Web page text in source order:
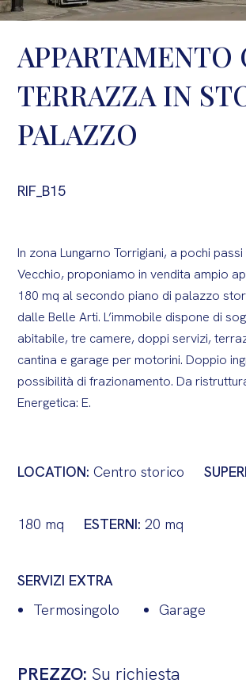
APPARTAMENTO
TERRAZZA IN
PALAZZO
RIF_B15
In zona Lungarno Torrigiani, a pochi
Vecchio, proponiamo in vendita ampio
180 mq al secondo piano di palazzo
dalle Belle Arti. L’immobile dispone di
abitabile, tre camere, doppi servizi,
cantina e garage per motorini. Doppio
possibilità di frazionamento. Da
Energetica: E.
LOCATION: Centro storico
180 mq ESTERNI: 20 mq
SERVIZI EXTRA
Termosingolo
Garage
PREZZO: Su richiesta